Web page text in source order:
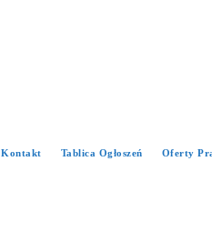
Kontakt Tablica Ogłoszeń Oferty